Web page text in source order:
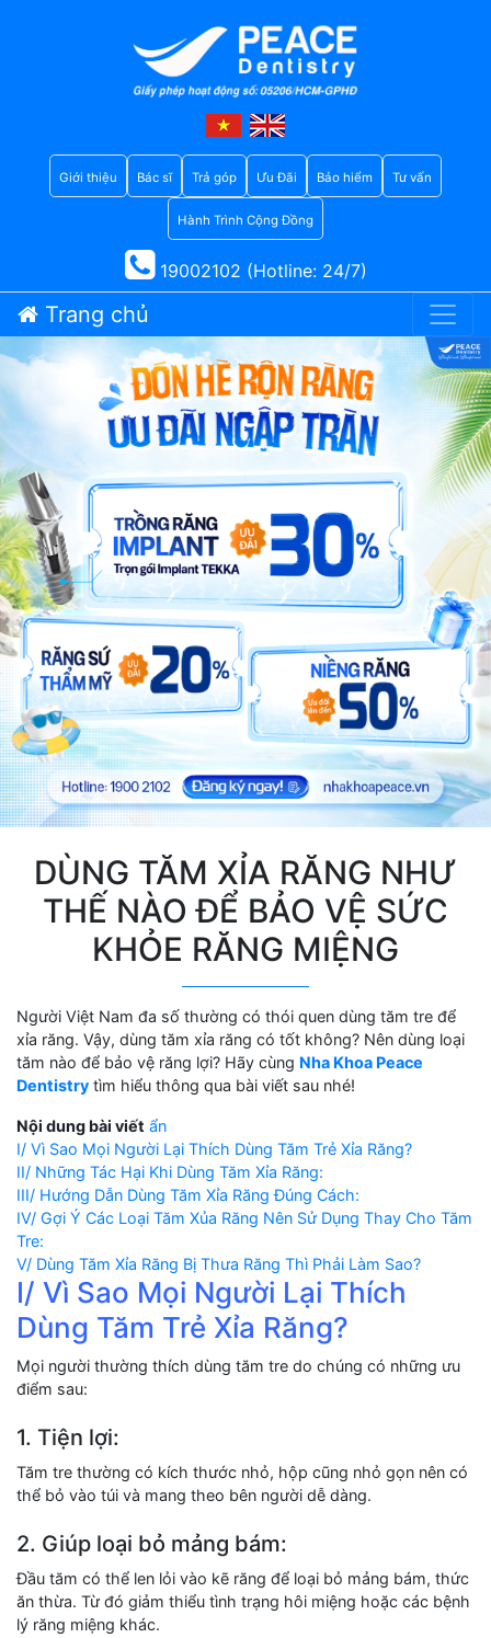
Giới thiệu Bác sĩ Trả góp Ưu Đãi Bảo hiểm Tư vấn
Hành Trình Cộng Đồng
19002102 (Hotline: 24/7)
Trang chủ
DÙNG TĂM XỈA RĂNG NHƯ
THẾ NÀO ĐỂ BẢO VỆ SỨC
KHỎE RĂNG MIỆNG
Người Việt Nam đa số thường có thói quen dùng tăm tre để
xỉa răng. Vậy, dùng tăm xỉa răng có tốt không? Nên dùng loại
tăm nào để bảo vệ răng lợi? Hãy cùng Nha Khoa Peace
Dentistry tìm hiểu thông qua bài viết sau nhé!
Nội dung bài viết ẩn
I/ Vì Sao Mọi Người Lại Thích Dùng Tăm Trẻ Xỉa Răng?
II/ Những Tác Hại Khi Dùng Tăm Xỉa Răng:
III/ Hướng Dẫn Dùng Tăm Xỉa Răng Đúng Cách:
IV/ Gợi Ý Các Loại Tăm Xủa Răng Nên Sử Dụng Thay Cho Tăm
Tre:
V/ Dùng Tăm Xỉa Răng Bị Thưa Răng Thì Phải Làm Sao?
I/ Vì Sao Mọi Người Lại Thích
Dùng Tăm Trẻ Xỉa Răng?
Mọi người thường thích dùng tăm tre do chúng có những ưu
điểm sau:
1. Tiện lợi:
Tăm tre thường có kích thước nhỏ, hộp cũng nhỏ gọn nên có
thể bỏ vào túi và mang theo bên người dễ dàng.
2. Giúp loại bỏ mảng bám:
Đầu tăm có thể len lỏi vào kẽ răng để loại bỏ mảng bám, thức
ăn thừa. Từ đó giảm thiểu tình trạng hôi miệng hoặc các bệnh
lý răng miệng khác.